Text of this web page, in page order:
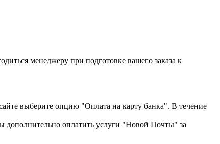
менеджеру при подготовке вашего заказа к
выберите опцию "Оплата на карту банка". В течение
оплатить услуги "Новой Почты" за